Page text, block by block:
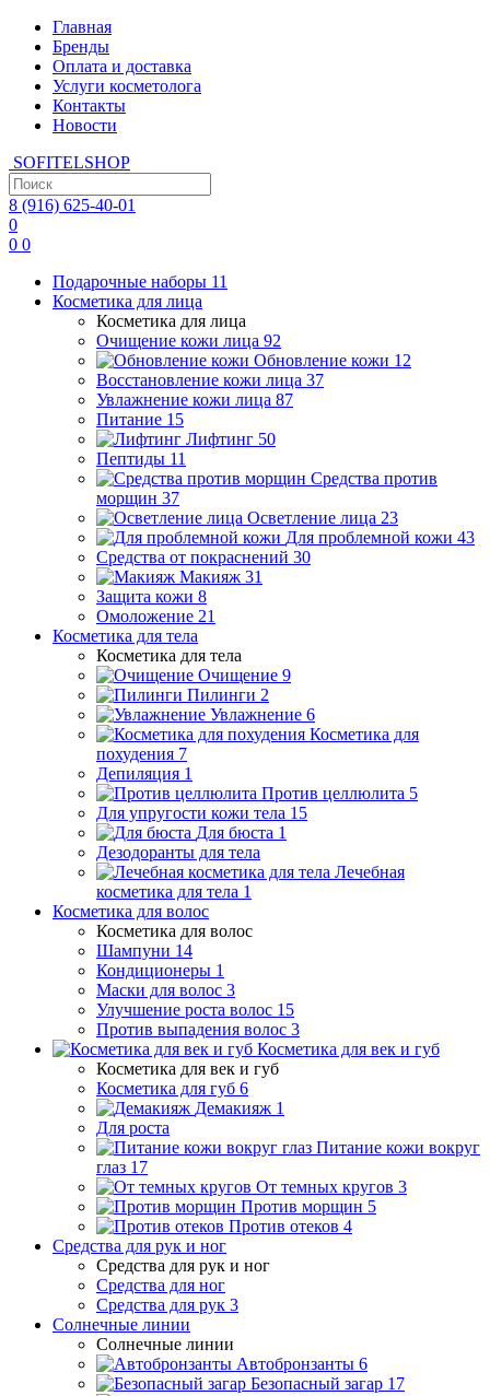
Главная
Бренды
Оплата и доставка
Услуги косметолога
Контакты
Новости
SOFITELSHOP
8 (916) 625-40-01
0
0 0
Подарочные наборы 11
Косметика для лица
Косметика для лица
Очищение кожи лица 92
Обновление кожи 12
Восстановление кожи лица 37
Увлажнение кожи лица 87
Питание 15
Лифтинг 50
Пептиды 11
Средства против
морщин 37
Осветление лица 23
Для проблемной кожи 43
Средства от покраснений 30
Макияж 31
Защита кожи 8
Омоложение 21
Косметика для тела
Косметика для тела
Очищение 9
Пилинги 2
Увлажнение 6
Косметика для
похудения 7
Депиляция 1
Против целлюлита 5
Для упругости кожи тела 15
Для бюста 1
Дезодоранты для тела
Лечебная
косметика для тела 1
Косметика для волос
Косметика для волос
Шампуни 14
Кондиционеры 1
Маски для волос 3
Улучшение роста волос 15
Против выпадения волос 3
Косметика для век и губ
Косметика для век и губ
Косметика для губ 6
Демакияж 1
Для роста
Питание кожи вокруг
глаз 17
От темных кругов 3
Против морщин 5
Против отеков 4
Средства для рук и ног
Средства для рук и ног
Средства для ног
Средства для рук 3
Солнечные линии
Солнечные линии
Автобронзанты 6
Безопасный загар 17